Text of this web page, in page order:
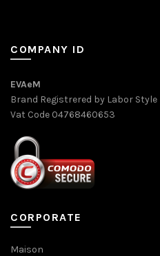
COMPANY ID
EVAeM
Brand Registrered by Labor Style
Vat Code 04768460653
CORPORATE
Maison